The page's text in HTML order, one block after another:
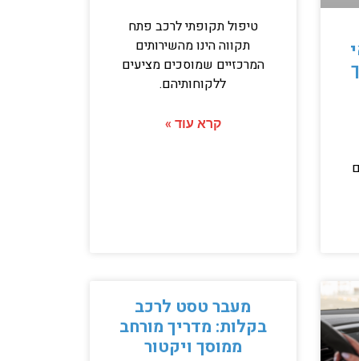
טיפול תקופתי לרכב פתח
תקווה הינו מהשירותים
המרכזיים שמוסכים מציעים
ללקוחותיהם.
קרא עוד »
מעבר טסט לרכב
בקלות: מדריך מורחב
ממוסך ויקטור